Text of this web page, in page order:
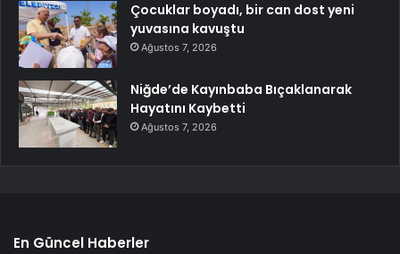
Çocuklar boyadı, bir can dost yeni
yuvasına kavuştu
Ağustos 7, 2026
Niğde’de Kayınbaba Bıçaklanarak
Hayatını Kaybetti
Ağustos 7, 2026
En Güncel Haberler